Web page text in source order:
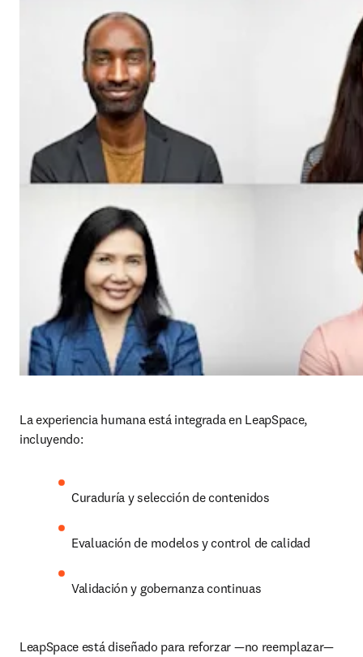
La experiencia humana está integrada en LeapSpace,
incluyendo:
Curaduría y selección de contenidos
Evaluación de modelos y control de calidad
Validación y gobernanza continuas
LeapSpace está diseñado para reforzar —no reemplazar—